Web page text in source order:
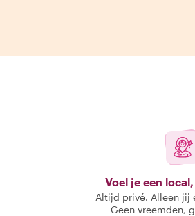
Voel je een
Altijd privé. Alleen jij
Geen vreemden,